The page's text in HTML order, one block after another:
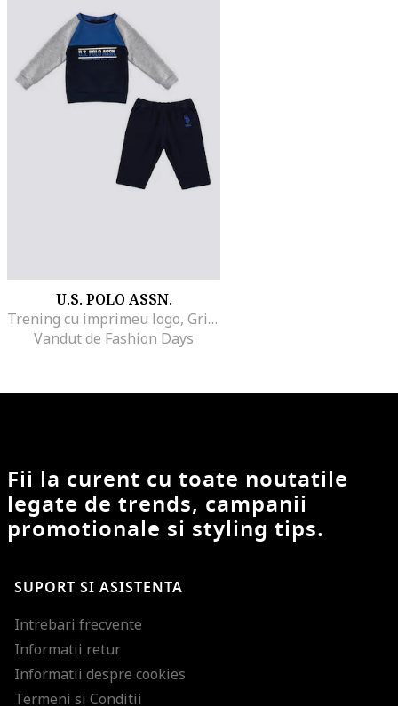
U.S. POLO ASSN.
Trening cu imprimeu logo, Gri/Bleumarin
Vandut de Fashion Days
Fii la curent cu toate noutatile
legate de trends, campanii
promotionale si styling tips.
SUPORT SI ASISTENTA
Intrebari frecvente
Informatii retur
Informatii despre cookies
Termeni si Conditii